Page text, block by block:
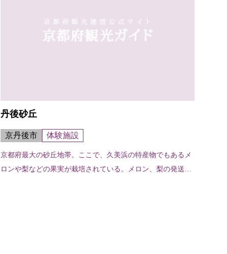
丹後砂丘
京丹後市 体験施設
京都府最大の砂丘地帯。ここで、久美浜の特産物でもあるメ
ロンや梨などの果実が栽培されている。メロン、梨の発送サ